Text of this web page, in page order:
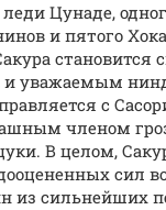
Цунаде,
и пятого
становится
и уважаемым
с
членом
В целом,
сил
из сильнейших